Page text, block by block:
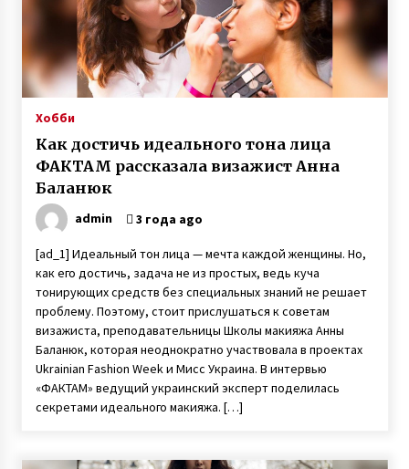
Хобби
Как достичь идеального тона лица
ФАКТАМ рассказала визажист Анна
Баланюк
admin 3 года ago
[ad_1] Идеальный тон лица — мечта каждой женщины. Но,
как его достичь, задача не из простых, ведь куча
тонирующих средств без специальных знаний не решает
проблему. Поэтому, стоит прислушаться к советам
визажиста, преподавательницы Школы макияжа Анны
Баланюк, которая неоднократно участвовала в проектах
Ukrainian Fashion Week и Мисс Украина. В интервью
«ФАКТАМ» ведущий украинский эксперт поделилась
секретами идеального макияжа. […]